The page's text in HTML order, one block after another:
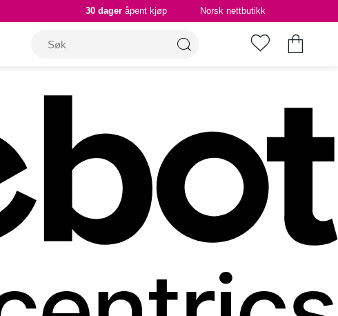
30 dager åpent kjøp Norsk nettbutikk